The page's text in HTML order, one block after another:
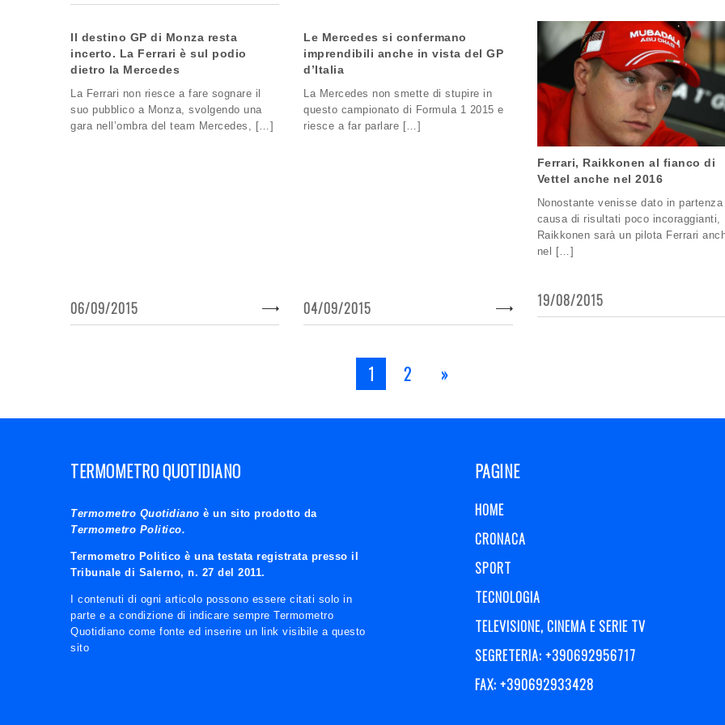
Il destino GP di Monza resta
incerto. La Ferrari è sul podio
dietro la Mercedes
La Ferrari non riesce a fare sognare il
suo pubblico a Monza, svolgendo una
gara nell’ombra del team Mercedes, […]
06/09/2015
Le Mercedes si confermano
imprendibili anche in vista del GP
d’Italia
La Mercedes non smette di stupire in
questo campionato di Formula 1 2015 e
riesce a far parlare […]
04/09/2015
Ferrari, Raikkonen al fianco di
Vettel anche nel 2016
Nonostante venisse dato in partenza
causa di risultati poco incoraggianti,
Raikkonen sarà un pilota Ferrari
nel […]
19/08/2015
1 2 »
TERMOMETRO QUOTIDIANO
Termometro Quotidiano è un sito prodotto da
Termometro Politico.
Termometro Politico è una testata registrata presso il
Tribunale di Salerno, n. 27 del 2011.
I contenuti di ogni articolo possono essere citati solo in
parte e a condizione di indicare sempre Termometro
Quotidiano come fonte ed inserire un link visibile a questo
sito
PAGINE
HOME
CRONACA
SPORT
TECNOLOGIA
TELEVISIONE, CINEMA E SERIE TV
SEGRETERIA: +390692956717
FAX: +390692933428